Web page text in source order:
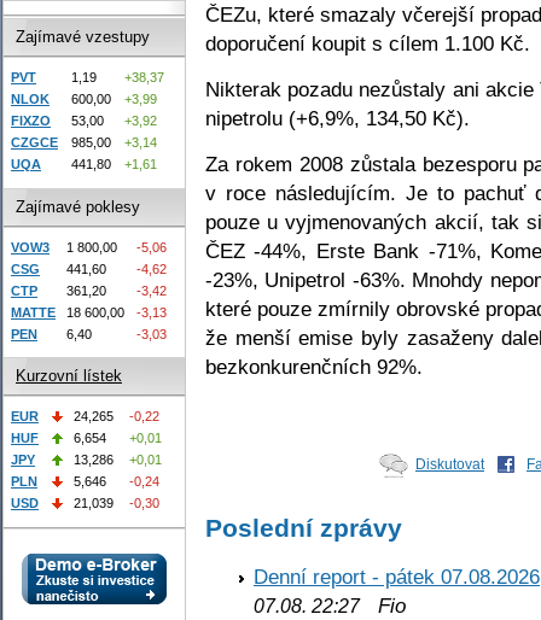
ČEZu, které smazaly včerejší
doporučení koupit s cílem 1.100 Kč.
Nikterak pozadu nezůstaly ani
nipetrolu (+6,9%, 134,50 Kč).
Za rokem 2008 zůstala bezesporu
v roce následujícím. Je to pachuť
pouze u vyjmenovaných akcií, tak
ČEZ -44%, Erste Bank -71%,
-23%, Unipetrol -63%. Mnohdy
které pouze zmírnily obrovské
že menší emise byly zasaženy
bezkonkurenčních 92%.
Diskutovat
Poslední zprávy
Denní report - pátek 07.08.2026
07.08. 22:27Fio
Zajímavé vzestupy
PVT 1,19
+38,37
NLOK
600,00
+3,99
FIXZO
53,00
+3,92
CZGCE
985,00
+3,14
UQA
441,80 +1,61
Zajímavé poklesy
VOW3 1 800,00
-5,06
CSG
441,60
-4,62
CTP
361,20
-3,42
MATTE
18 600,00
-3,13
PEN
6,40 -3,03
Kurzovní lístek
EUR 24,265
-0,22
HUF
6,654
+0,01
JPY
13,286
+0,01
PLN
5,646
-0,24
USD
21,039 -0,30